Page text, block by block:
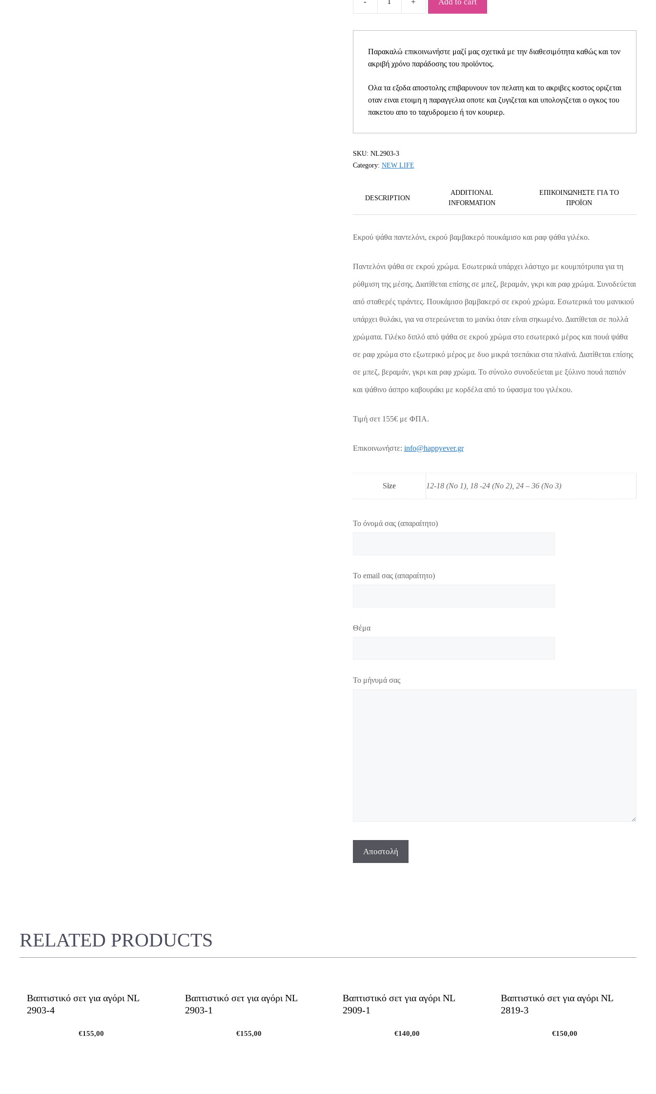
Βαπτιστικό
για
2903-
quantity
Παρακαλώ επικοινωνήστε μαζί μας σχετικά με την διαθεσιμότητα καθώς και τον
ακριβή χρόνο παράδοσης του προϊόντος.
Ολα τα εξοδα αποστολης επιβαρυνουν τον πελατη και το ακριβες κοστος οριζεται
οταν ειναι ετοιμη η παραγγελια οποτε και ζυγιζεται και υπολογιζεται ο ογκος του
πακετου απο το ταχυδρομειο ή τον κουριερ.
SKU: NL2903-3
Category: NEW LIFE
DESCRIPTION
ADDITIONAL
INFORMATION
ΕΠΙΚΟΙΝΩΝΗΣΤΕ ΓΙΑ ΤΟ
ΠΡΟΪOΝ
Εκρού ψάθα παντελόνι, εκρού βαμβακερό πουκάμισο και ραφ ψάθα γιλέκο.
Παντελόνι ψάθα σε εκρού χρώμα. Εσωτερικά υπάρχει λάστιχο με κουμπότρυπα για τη
ρύθμιση της μέσης. Διατίθεται επίσης σε μπεζ, βεραμάν, γκρι και ραφ χρώμα. Συνοδεύεται
από σταθερές τιράντες. Πουκάμισο βαμβακερό σε εκρού χρώμα. Εσωτερικά του μανικιού
υπάρχει θυλάκι, για να στερεώνεται το μανίκι όταν είναι σηκωμένο. Διατίθεται σε πολλά
χρώματα. Γιλέκο διπλό από ψάθα σε εκρού χρώμα στο εσωτερικό μέρος και πουά ψάθα
σε ραφ χρώμα στο εξωτερικό μέρος με δυο μικρά τσεπάκια στα πλαϊνά. Διατίθεται επίσης
σε μπεζ, βεραμάν, γκρι και ραφ χρώμα. Το σύνολο συνοδεύεται με ξύλινο πουά παπιόν
και ψάθινο άσπρο καβουράκι με κορδέλα από το ύφασμα του γιλέκου.
Τιμή σετ 155€ με ΦΠΑ.
Επικοινωνήστε: info@happyever.gr
Size 12-18 (No 1), 18 -24 (No 2), 24 – 36 (No 3)
Το όνομά σας (απαραίτητο)
Το email σας (απαραίτητο)
Θέμα
Το μήνυμά σας
RELATED PRODUCTS
Βαπτιστικό σετ για αγόρι NL
2903-4
€155,00
Βαπτιστικό σετ για αγόρι NL
2903-1
€155,00
Βαπτιστικό σετ για αγόρι NL
2909-1
€140,00
Βαπτιστικό σετ για αγόρι NL
2819-3
€150,00
has
multiple